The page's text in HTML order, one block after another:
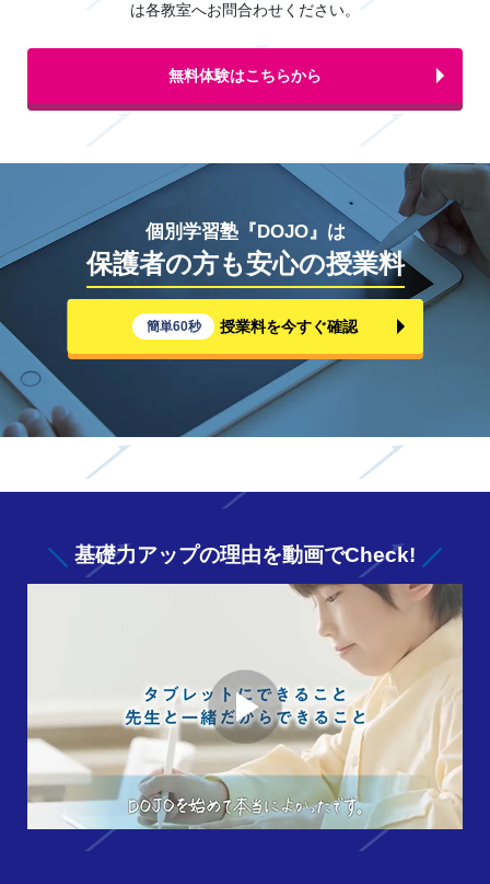
は各教室へお問合わせください。
無料体験はこちらから
個別学習塾『DOJO』は
保護者の方も安心の授業料
簡単60秒 授業料を今すぐ確認
基礎力アップの理由を動画でCheck!